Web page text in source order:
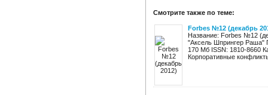
Смотрите также по теме:
Forbes №12 (декабрь
Название: Forbes №12
"Аксель Шпрингер Раша"
170 Мб ISSN: 1810-8660
Корпоративные